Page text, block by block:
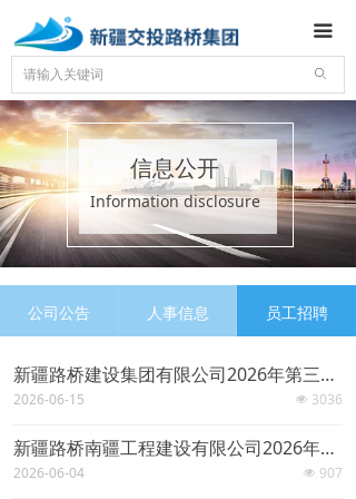
끀
首页
关于我们
新闻资讯
精品工程
机械装备
党群工作
信息公开
ꄙ
新疆路桥建设集团有限公司2026年第三批面向社会公开招聘公告
넶 3036
2026-06-15
新疆路桥南疆工程建设有限公司2026年面向社会招聘录用人员公示
넶 907
2026-06-04
公司公告 人事信息 员工招聘
信息公开
Information disclosure